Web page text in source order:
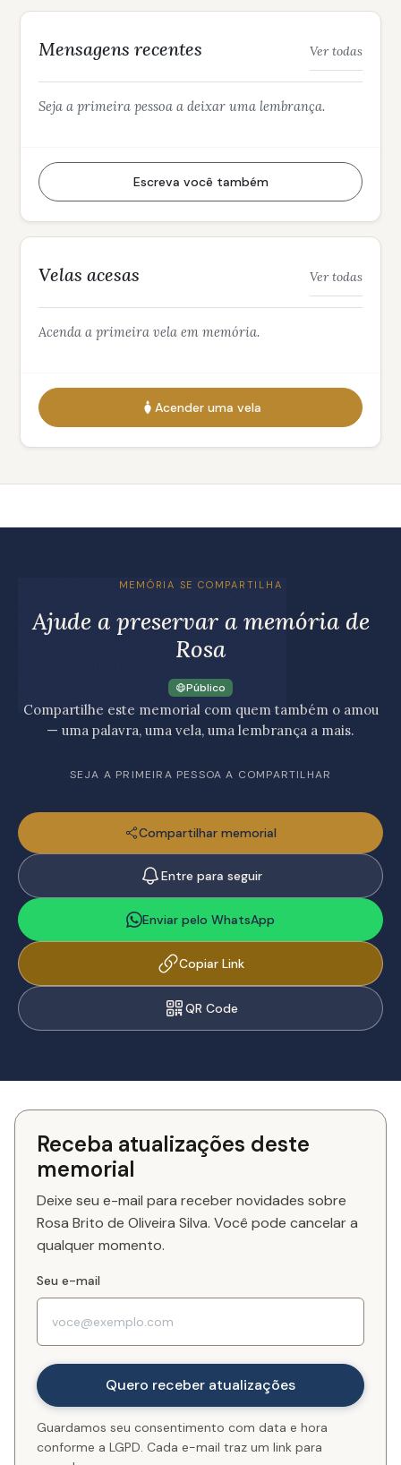
Mensagens recentes Ver todas
Seja a primeira pessoa a deixar uma lembrança.
Escreva você também
Velas acesas Ver todas
Acenda a primeira vela em memória.
Acender uma vela
MEMÓRIA SE COMPARTILHA
Ajude a preservar a memória de
Rosa
Público
Compartilhe este memorial com quem também o amou
— uma palavra, uma vela, uma lembrança a mais.
SEJA A PRIMEIRA PESSOA A COMPARTILHAR
Compartilhar memorial
Entre para seguir
Enviar pelo WhatsApp
Copiar Link
QR Code
Receba atualizações deste
memorial
Deixe seu e-mail para receber novidades sobre
Rosa Brito de Oliveira Silva. Você pode cancelar a
qualquer momento.
Seu e-mail
Guardamos seu consentimento com data e hora
conforme a LGPD. Cada e-mail traz um link para